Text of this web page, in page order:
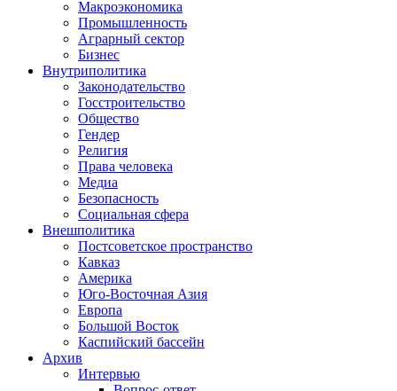
Макроэкономика
Промышленность
Аграрный сектор
Бизнес
Внутриполитика
Законодательство
Госстроительство
Общество
Гендер
Религия
Права человека
Медиа
Безопасность
Социальная сфера
Внешполитика
Постсоветское пространство
Кавказ
Америка
Юго-Восточная Азия
Европа
Большой Восток
Каспийский бассейн
Архив
Интервью